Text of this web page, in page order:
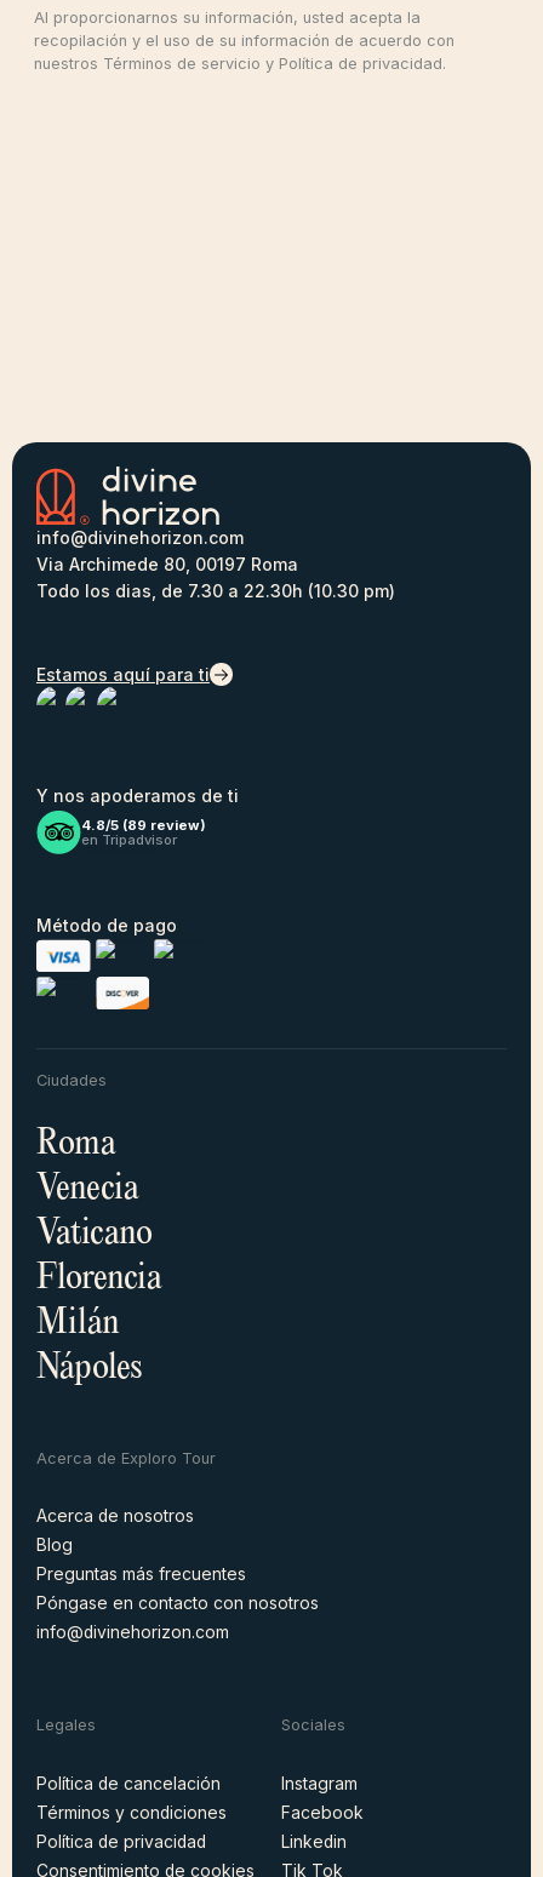
Al proporcionarnos su información, usted acepta la
recopilación y el uso de su información de acuerdo con
nuestros Términos de servicio y Política de privacidad.
info@divinehorizon.com
Via Archimede 80, 00197 Roma
Todo los dias, de 7.30 a 22.30h (10.30 pm)
Estamos aquí para ti
Y nos apoderamos de ti
4.8/5 (89 review)
en Tripadvisor
Método de pago
Ciudades
Roma
Venecia
Vaticano
Florencia
Milán
Nápoles
Acerca de Exploro Tour
Acerca de nosotros
Acerca de nosotros
Blog
Blog
Preguntas más frecuentes
PREGUNTAS MÁS
FRECUENTES
Póngase en contacto con nosotros
Póngase en contacto con nosotros
info@divinehorizon.com
Legales
Política de cancelación
Política de cancelación
Términos y condiciones
Términos y condiciones
Política de privacidad
Consentimiento de cookies
Sociales
Instagram
Instagram
Facebook
Facebook
Linkedin
Tik Tok
Divine Horizon Team